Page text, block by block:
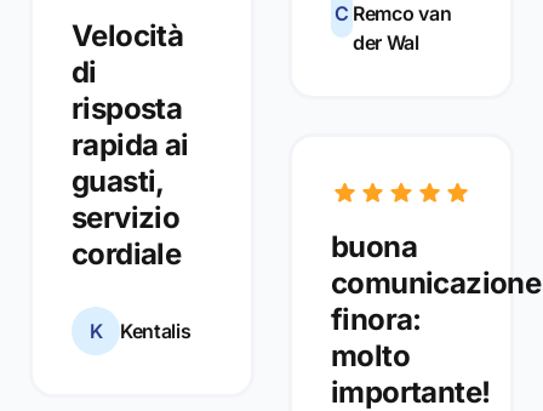
Velocità
di
risposta
rapida ai
guasti,
servizio
cordiale
K Kentalis
C Remco van
der Wal
buona
comunicazione
finora:
molto
importante!